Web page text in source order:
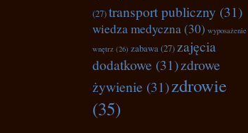
(27)transport publiczny (31)
wiedza medyczna(30) wyposażenie
wnętrz (26) zabawa(27) zajęcia
dodatkowe (31)zdrowe
żywienie (31)zdrowie
(35)